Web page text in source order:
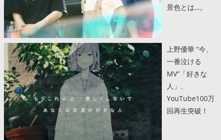
景色とは…。
上野優華 “今、
一番泣ける
MV”「好きな
人」、
YouTube100万
回再生突破！